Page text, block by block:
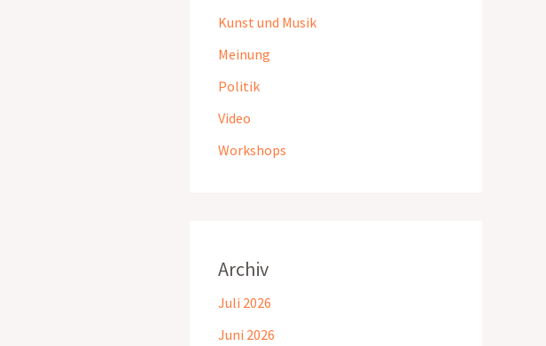
Kunst und Musik
Meinung
Politik
Video
Workshops
Archiv
Juli 2026
Juni 2026